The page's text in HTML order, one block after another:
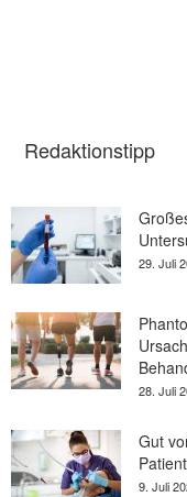
Redaktionstipp
29. Juli
28. Juli
Gut
9. Juli